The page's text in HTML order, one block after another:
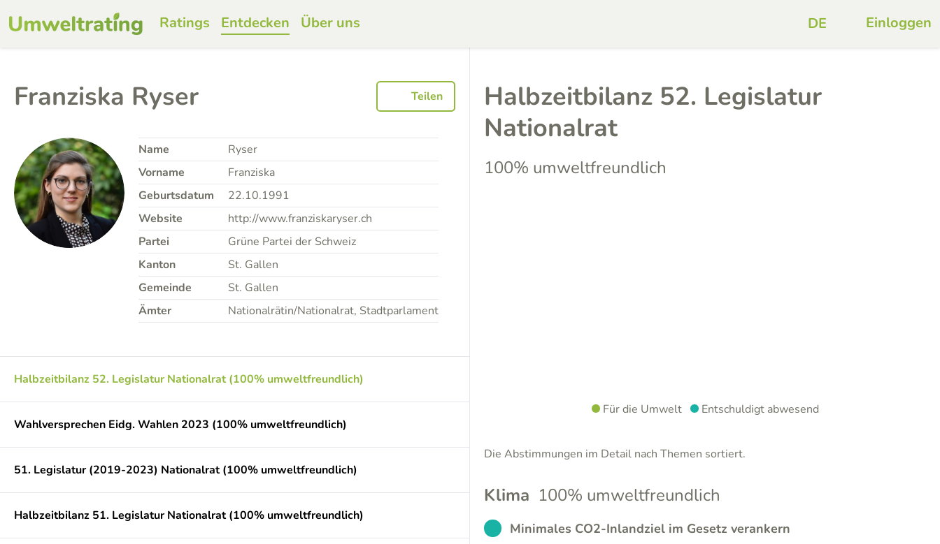
Ratings Entdecken Über uns Einloggen
Franziska Ryser Teilen
Name
Ryser
Vorname
Franziska
Geburtsdatum
22.10.1991
Website
http://www.franziskaryser.ch
Partei
Grüne Partei der Schweiz
Kanton
St. Gallen
Gemeinde
St. Gallen
Ämter
Nationalrätin/Nationalrat, Stadtparlament
Halbzeitbilanz 52. Legislatur Nationalrat (100% umweltfreundlich)
Wahlversprechen Eidg. Wahlen 2023 (100% umweltfreundlich)
51. Legislatur (2019-2023) Nationalrat (100% umweltfreundlich)
Halbzeitbilanz 51. Legislatur Nationalrat (100% umweltfreundlich)
Halbzeitbilanz 52. Legislatur
Nationalrat
100% umweltfreundlich
Für die Umwelt Entschuldigt abwesend
Die Abstimmungen im Detail nach Themen sortiert.
Klima 100% umweltfreundlich
EXCUSED
Minimales CO2-Inlandziel im Gesetz verankern